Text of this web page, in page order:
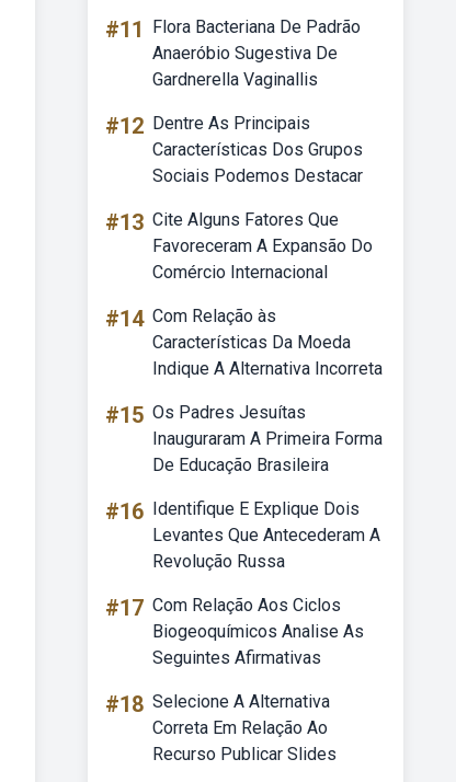
#11
Flora Bacteriana De Padrão
Anaeróbio Sugestiva De
Gardnerella Vaginallis
#12 Dentre As Principais
Características Dos Grupos
Sociais Podemos Destacar
#13 Cite Alguns Fatores Que
Favoreceram A Expansão Do
Comércio Internacional
#14 Com Relação às
Características Da Moeda
Indique A Alternativa Incorreta
#15 Os Padres Jesuítas
Inauguraram A Primeira Forma
De Educação Brasileira
#16 Identifique E Explique Dois
Levantes Que Antecederam A
Revolução Russa
#17 Com Relação Aos Ciclos
Biogeoquímicos Analise As
Seguintes Afirmativas
#18 Selecione A Alternativa
Correta Em Relação Ao
Recurso Publicar Slides